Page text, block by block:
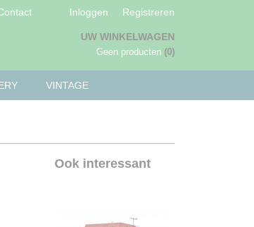
Inloggen Registreren
UW WINKELWAGEN
Geen producten (0)
VINTAGE
Ook interessant